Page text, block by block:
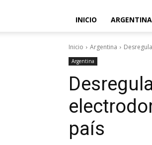
INICIO ARGENTINA
Inicio Argentina
Argentina
país